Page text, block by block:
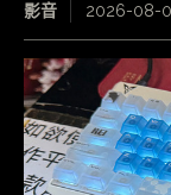
影音 2026-08-